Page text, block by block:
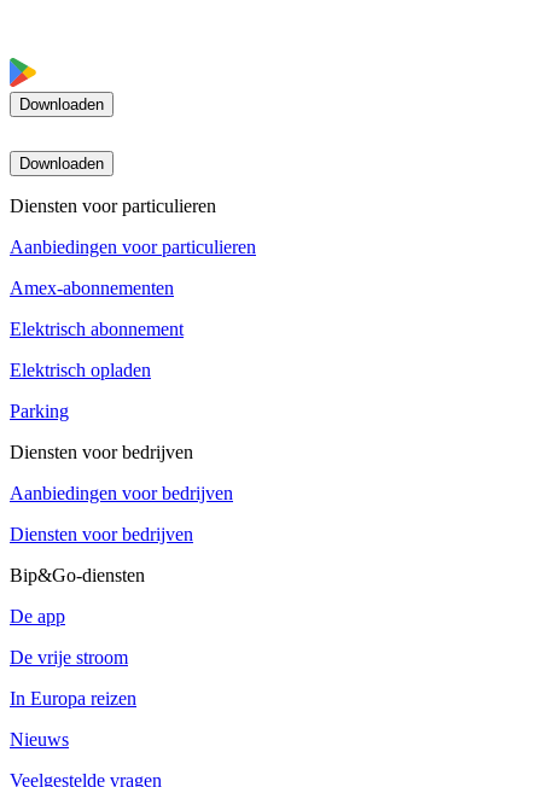
Downloaden
Downloaden
Diensten voor particulieren
Aanbiedingen voor particulieren
Amex-abonnementen
Elektrisch abonnement
Elektrisch opladen
Parking
Diensten voor bedrijven
Aanbiedingen voor bedrijven
Diensten voor bedrijven
Bip&Go-diensten
De app
De vrije stroom
In Europa reizen
Nieuws
Veelgestelde vragen